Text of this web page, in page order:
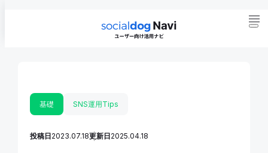
基礎 SNS運用Tips
投稿日2023.07.18更新日2025.04.18